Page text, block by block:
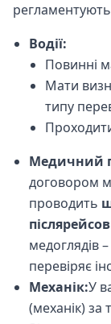
Водії:
Повинні
Мати
типу
Медичний
договором
проводить
медоглядів
перевіряє
Механік:У
(механік) за